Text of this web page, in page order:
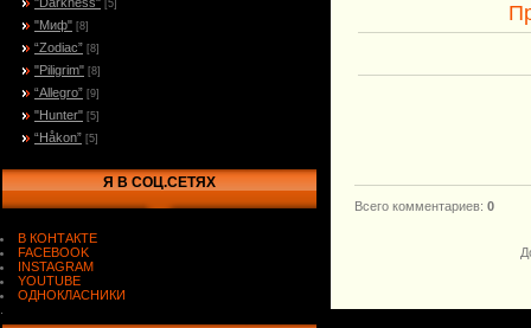
[5]
"Миф" [8]
“Zodiac” [8]
"Piligrim" [8]
“Allegro” [9]
"Hunter" [5]
“Håkon” [5]
Я В СОЦ.СЕТЯХ
В КОНТАКТЕ
FACEBOOK
INSTAGRAM
YOUTUBE
ОДНОКЛАСНИКИ
Всего комментариев: 0